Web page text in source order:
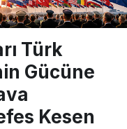
Türk
Gücüne
Kesen